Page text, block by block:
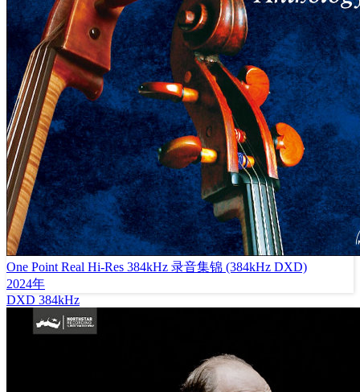
One Point Real Hi-Res 384kHz 录音集锦 (384kHz DXD)
2024年
DXD 384kHz